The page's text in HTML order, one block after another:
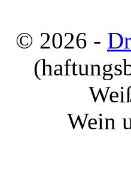
© 2026 -
Wein